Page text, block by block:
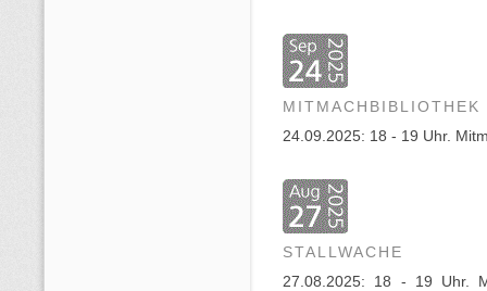
MITMACHBIBLIOTHEK
24.09.2025: 18 - 19 Uhr.
STALLWACHE
27.08.2025: 18 - 19 Uhr.